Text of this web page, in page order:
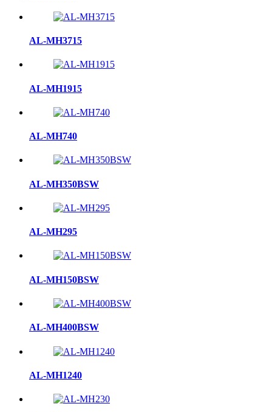
AL-MH3715
AL-MH1915
AL-MH740
AL-MH350BSW
AL-MH295
AL-MH150BSW
AL-MH400BSW
AL-MH1240